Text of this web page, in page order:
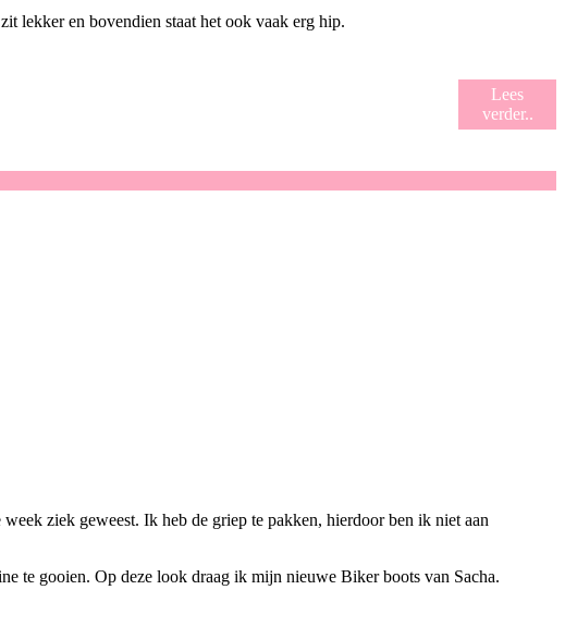
lekker en bovendien staat het ook vaak erg hip.
Lees
verder..
ziek geweest. Ik heb de griep te pakken, hierdoor ben ik niet aan
te gooien. Op deze look draag ik mijn nieuwe Biker boots van Sacha.